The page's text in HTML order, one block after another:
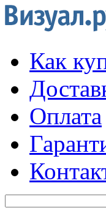
Как
Оплата